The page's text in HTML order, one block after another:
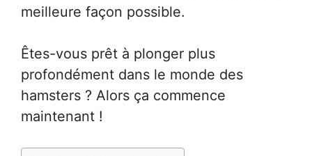
meilleure façon possible.
Êtes-vous prêt à plonger plus
profondément dans le monde des
hamsters ? Alors ça commence
maintenant !